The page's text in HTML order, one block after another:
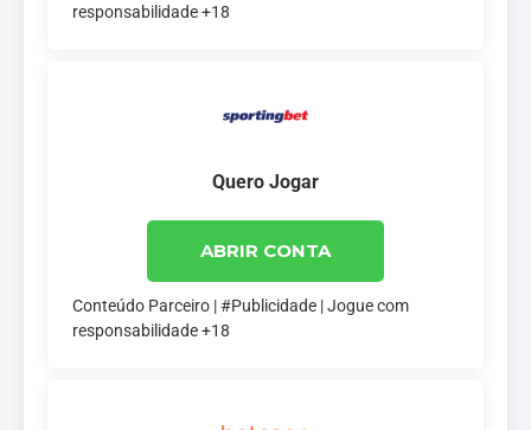
responsabilidade +18
Quero Jogar
ABRIR CONTA
Conteúdo Parceiro | #Publicidade | Jogue com
responsabilidade +18